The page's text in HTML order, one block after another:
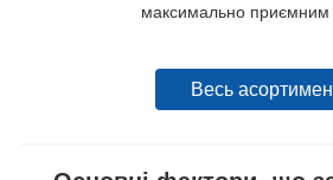
максимально приємним
Весь